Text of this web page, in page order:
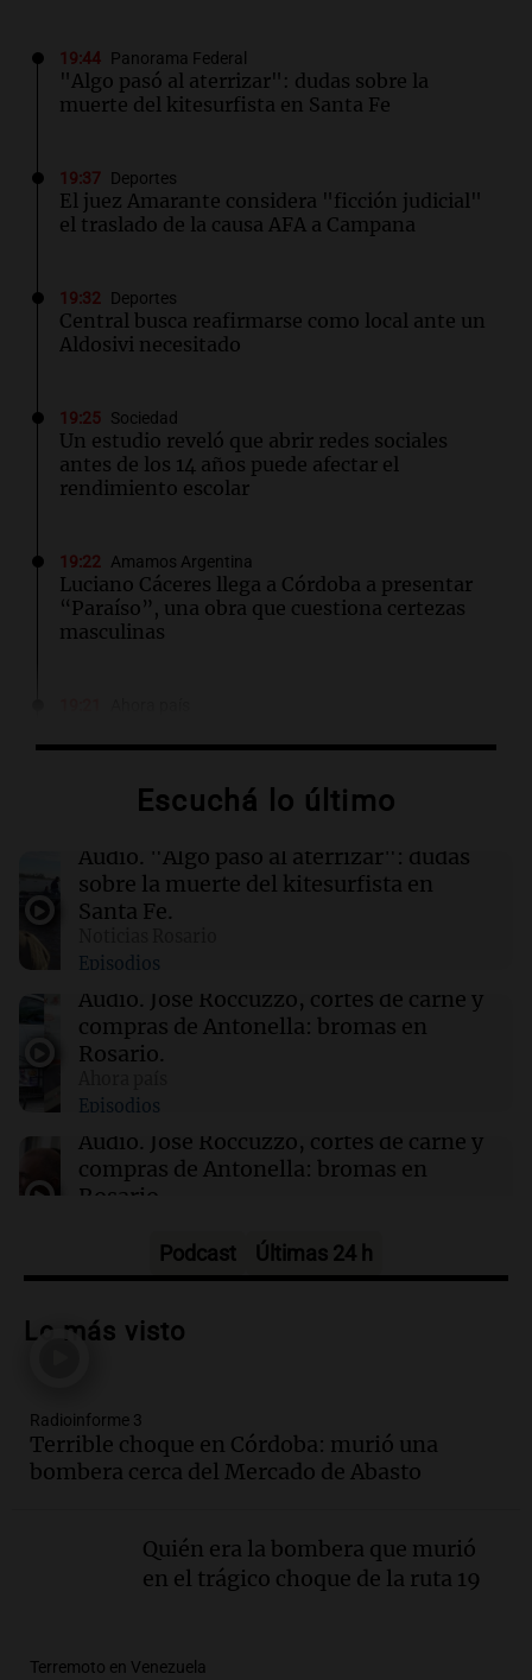
19:44 Panorama Federal
"Algo pasó al aterrizar": dudas sobre la
muerte del kitesurfista en Santa Fe
19:37 Deportes
El juez Amarante considera "ficción judicial"
el traslado de la causa AFA a Campana
19:32 Deportes
Central busca reafirmarse como local ante un
Aldosivi necesitado
19:25 Sociedad
Un estudio reveló que abrir redes sociales
antes de los 14 años puede afectar el
rendimiento escolar
19:22 Amamos Argentina
Luciano Cáceres llega a Córdoba a presentar
“Paraíso”, una obra que cuestiona certezas
masculinas
compras de Antonela: "Consigue precio"
Invencible Arena: el nuevo estadio que
trasciende a los Juegos Suramericanos
El juicio contra "Pity" Álvarez comenzará el
lunes 10 de agosto tras rechazar su
suspensión
Giordano advirtió por el endeudamiento: "La
solución es que haya más crédito y a menor
Escuchá lo último
Audio. "Algo pasó al aterrizar": dudas
sobre la muerte del kitesurfista en
Santa Fe.
Episodios
Audio. José Roccuzzo, cortes de carne y
compras de Antonella: bromas en
Rosario.
Episodios
Audio. José Roccuzzo, cortes de carne y
compras de Antonella: bromas en
Rosario.
Audio.Luciano Cáceres llega a Córdoba a
cuestiona certezas masculinas
Audio.Inflación: por qué el 2,9% de
julio en CABA no anticipa el dato
nacional, según economista
Giordano advirtió por el
endeudamiento: "La solución es que
Podcast Últimas 24 h
Lo más visto
Radioinforme 3
Terrible choque en Córdoba: murió una
bombera cerca del Mercado de Abasto
Quién era la bombera que murió
en el trágico choque de la ruta 19
Terremoto en Venezuela